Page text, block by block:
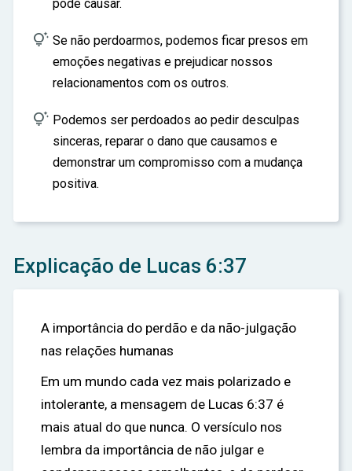
pode causar.
 Se não perdoarmos, podemos ficar presos em
emoções negativas e prejudicar nossos
relacionamentos com os outros.
 Podemos ser perdoados ao pedir desculpas
sinceras, reparar o dano que causamos e
demonstrar um compromisso com a mudança
positiva.
Explicação de Lucas 6:37
A importância do perdão e da não-julgação
nas relações humanas
Em um mundo cada vez mais polarizado e
intolerante, a mensagem de Lucas 6:37 é
mais atual do que nunca. O versículo nos
lembra da importância de não julgar e